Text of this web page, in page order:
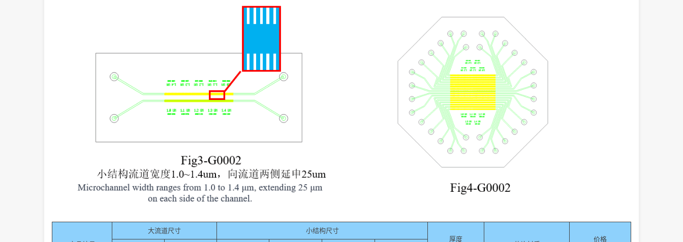
大流道尺寸
小结构尺寸
厚度
价格